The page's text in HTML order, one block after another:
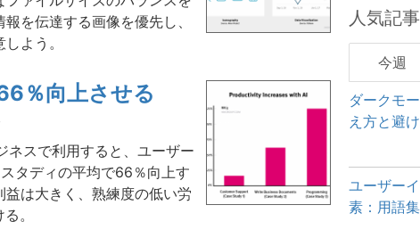
を伝達する画像を優先し、
よう。
％向上させる
ネスで利用すると、ユーザー
タディの平均で66％向上す
は大きく、熟練度の低い労
。
人気記事
今週
ダークモ
え方と避
ユーザー
素：用語集